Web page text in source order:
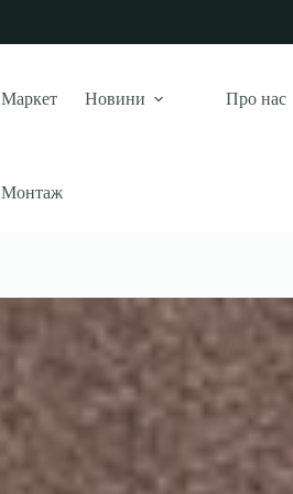
Маркет Новини Про нас
Монтаж